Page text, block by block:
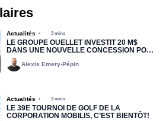
Actualités 3 mins
LE GROUPE OUELLET INVESTIT 20 M$
DANS UNE NOUVELLE CONCESSION POUR
RIMOUSKI FORD
Alexis Emery-Pépin
Actualités 3 mins
LE 39E TOURNOI DE GOLF DE LA
CORPORATION MOBILIS, C’EST BIENTÔT!